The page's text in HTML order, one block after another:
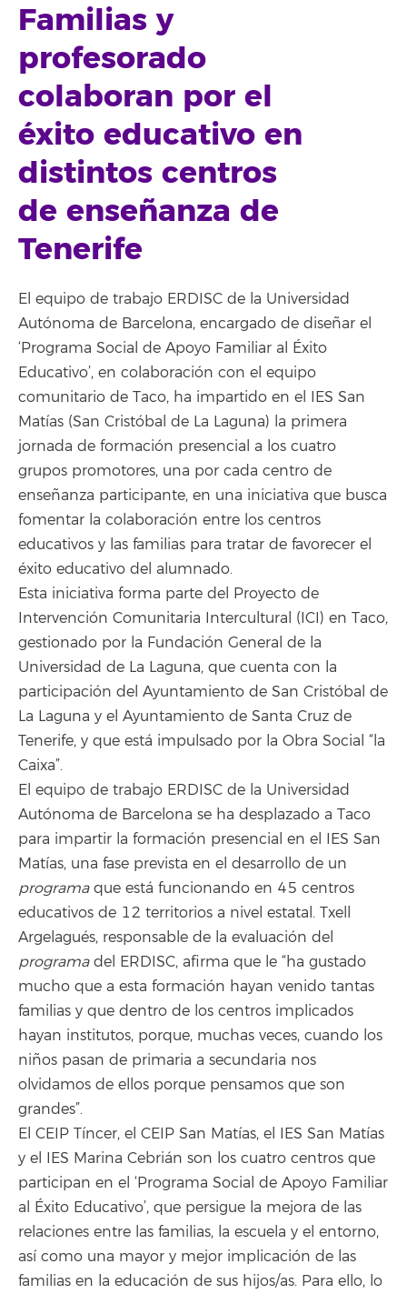
Familias y
profesorado
colaboran por el
éxito educativo en
distintos centros
de enseñanza de
Tenerife
El equipo de trabajo ERDISC de la Universidad
Autónoma de Barcelona, encargado de diseñar el
‘Programa Social de Apoyo Familiar al Éxito
Educativo’, en colaboración con el equipo
comunitario de Taco, ha impartido en el IES San
Matías (San Cristóbal de La Laguna) la primera
jornada de formación presencial a los cuatro
grupos promotores, una por cada centro de
enseñanza participante, en una iniciativa que busca
fomentar la colaboración entre los centros
educativos y las familias para tratar de favorecer el
éxito educativo del alumnado.
Esta iniciativa forma parte del Proyecto de
Intervención Comunitaria Intercultural (ICI) en Taco,
gestionado por la Fundación General de la
Universidad de La Laguna, que cuenta con la
participación del Ayuntamiento de San Cristóbal de
La Laguna y el Ayuntamiento de Santa Cruz de
Tenerife, y que está impulsado por la Obra Social “la
Caixa”.
El equipo de trabajo ERDISC de la Universidad
Autónoma de Barcelona se ha desplazado a Taco
para impartir la formación presencial en el IES San
Matías, una fase prevista en el desarrollo de un
programa que está funcionando en 45 centros
educativos de 12 territorios a nivel estatal. Txell
Argelagués, responsable de la evaluación del
programa del ERDISC, afirma que le “ha gustado
mucho que a esta formación hayan venido tantas
familias y que dentro de los centros implicados
hayan institutos, porque, muchas veces, cuando los
niños pasan de primaria a secundaria nos
olvidamos de ellos porque pensamos que son
grandes”.
El CEIP Tíncer, el CEIP San Matías, el IES San Matías
y el IES Marina Cebrián son los cuatro centros que
participan en el ‘Programa Social de Apoyo Familiar
al Éxito Educativo’, que persigue la mejora de las
relaciones entre las familias, la escuela y el entorno,
así como una mayor y mejor implicación de las
familias en la educación de sus hijos/as. Para ello, lo